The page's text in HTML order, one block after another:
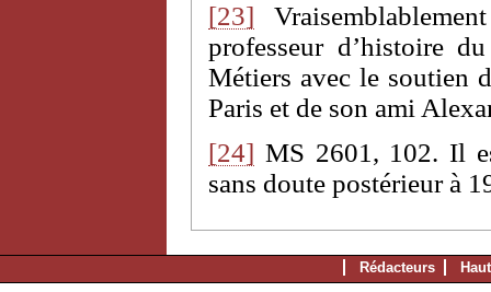
[23]
professeur d’histoire
Métiers avec le soutien
Paris et de son ami
[24] MS 2601, 102. Il
sans doute postérieur à
Rédacteurs